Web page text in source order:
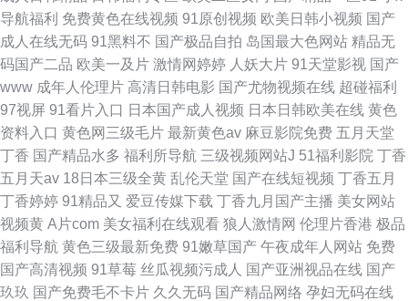
导航福利 免费黄色在线视频 91原创视频 欧美日韩小视频 国产
成人在线无码 91黑料不 国产极品自拍 岛国最大色网站 精品无
码国产二品 欧美一及片 激情网婷婷 人妖大片 91天堂影视 国产
www 成年人伦理片 高清日韩电影 国产尤物视频在线 超碰福利
97视屏 91看片入口 日本国产成人视频 日本日韩欧美在线 黄色
资料入口 黄色网三级毛片 最新黄色av 麻豆影院免费 五月天堂
丁香 国产精品水多 福利所导航 三级视频网站J 51福利影院 丁香
五月天av 18日本三级全黄 乱伦天堂 国产在线短视频 丁香五月
丁香婷婷 91精品又 爱豆传媒下载 丁香九月国产主播 美女网站
视频黄 A片com 美女福利在线观看 狼人激情网 伦理片香港 极品
福利导航 黄色三级最新免费 91嫩草国产 午夜成年人网站 免费
国产高清视频 91草莓 丝瓜视频污成人 国产亚洲视品在线 国产
玖玖 国产免费毛不卡片 久久无码 国产精品网络 孕妇无码在线